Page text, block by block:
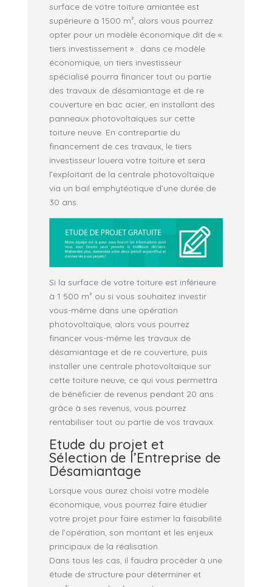
surface de votre toiture amiantée est
supérieure à 1500 m², alors vous pourrez
opter pour un modèle économique dit de «
tiers investissement » : dans ce modèle
économique, un tiers investisseur
spécialisé pourra financer tout ou partie
des travaux de désamiantage et de re
couverture en bac acier, en installant des
panneaux photovoltaïques sur cette
toiture neuve. En contrepartie du
financement de ces travaux, le tiers
investisseur louera votre toiture et sera
l’exploitant de la centrale photovoltaïque
via un bail emphytéotique d’une durée de
30 ans.
Si la surface de votre toiture est inférieure
à 1 500 m² ou si vous souhaitez investir
vous-même dans une opération
photovoltaïque, alors vous pourrez
financer vous-même les travaux de
désamiantage et de re couverture, puis
installer une centrale photovoltaïque sur
cette toiture neuve, ce qui vous permettra
de bénéficier de revenus pendant 20 ans :
grâce à ses revenus, vous pourrez
rentabiliser tout ou partie de vos travaux.
Etude du projet et
Sélection de l’Entreprise de
Désamiantage
Lorsque vous aurez choisi votre modèle
économique, vous pourrez faire étudier
votre projet pour faire estimer la faisabilité
de l’opération, son montant et les enjeux
principaux de la réalisation.
Dans tous les cas, il faudra procéder à une
étude de structure pour déterminer et